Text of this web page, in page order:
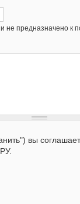
не предназначено к
вы